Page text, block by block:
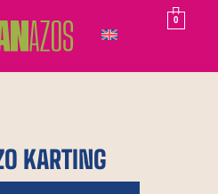
0
KARTING